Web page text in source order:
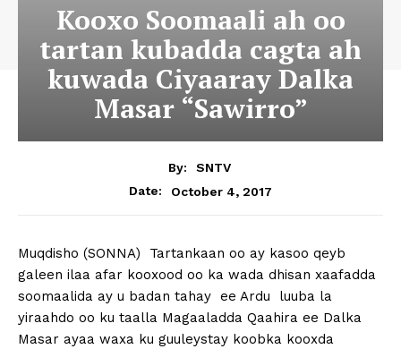
Kooxo Soomaali ah oo
tartan kubadda cagta ah
kuwada Ciyaaray Dalka
Masar “Sawirro”
By:
SNTV
Date:
October 4, 2017
Muqdisho (SONNA) Tartankaan oo ay kasoo qeyb
galeen ilaa afar kooxood oo ka wada dhisan xaafadda
soomaalida ay u badan tahay ee Ardu luuba la
yiraahdo oo ku taalla Magaaladda Qaahira ee Dalka
Masar ayaa waxa ku guuleystay koobka kooxda